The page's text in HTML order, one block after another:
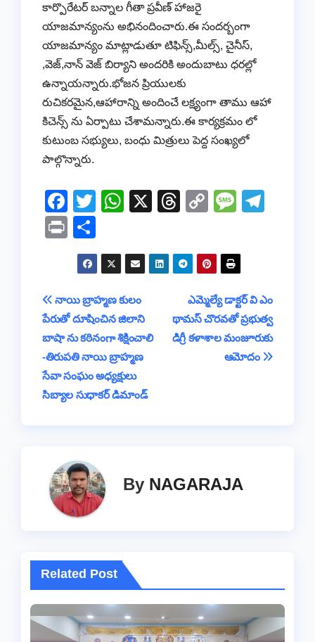
కార్పొరేటర్ బన్నాల గీతా ప్రవీణ్ హాజరై
యాజమాన్యంను అభినందించారు.ఈ సందర్బంగా
యాజమాన్యం మాట్లాడుతూ టిఫిన్స్,మీల్స్, చైనీస్,
,వెజ్,నాన్ వెజ్ బిర్యాని అందరికి అందుబాటు ధరల్లో
ఉన్నాయన్నారు.భోజన ప్రియులకు
రుచికరమైన,ఆహారాన్ని అందించే లక్ష్యంగా తాము ఆహా
కిచెన్స్ ను ఏర్పాటు చేశామన్నారు.ఈ కార్యక్రమం లో
కుటుంబ సభ్యులు, బంధు మిత్రులు పెద్ద సంఖ్యలో
పాల్గొన్నారు.
F
a
c
e
b
o
o
k
T
er
W
s
A
p
p
X
T
a
d
s
C
y
Li
n
k
M
a
g
e
a
m
Pr
in h
ar
e
Post
navigation
ఎమ్మెల్యే డాక్టర్ వి ఎం
థామస్ చొరవతో ప్రభుత్వ
డిగ్రీ కళాశాల మంజూరుకు
ఆమోదం
నాయి బ్రాహ్మణ కులం
పేరుతో దూషించిన జిలాని
బాషా ను కఠినంగా శిక్షించాలి
-తిరుపతి నాయి బ్రాహ్మణ
సేవా సంఘం అధ్యక్షులు
సిబ్యాల సుధాకర్ డిమాండ్
By NAGARAJA
Related Post